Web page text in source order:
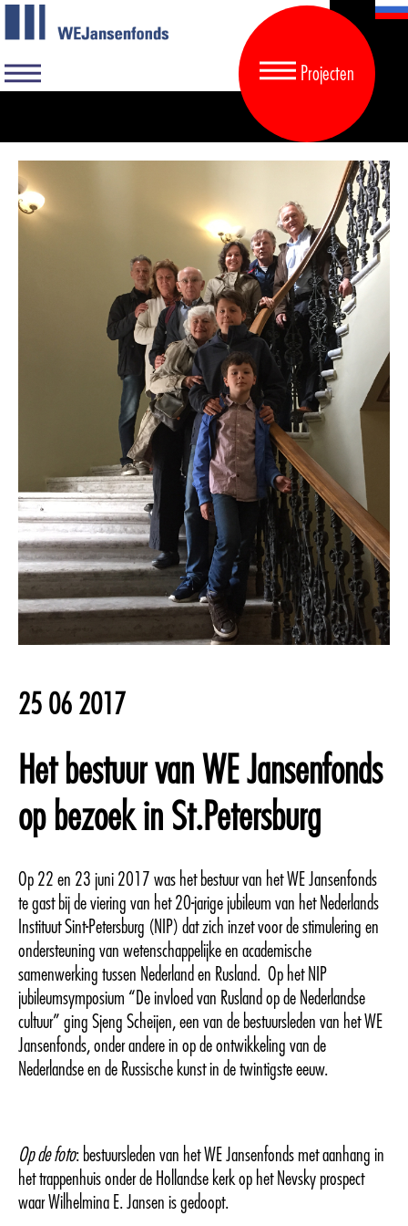
Projecten
25 06 2017
Het bestuur van WE Jansenfonds
op bezoek in St.Petersburg
Op 22 en 23 juni 2017 was het bestuur van het WE Jansenfonds
te gast bij de viering van het 20-jarige jubileum van het Nederlands
Instituut Sint-Petersburg (NIP) dat zich inzet voor de stimulering en
ondersteuning van wetenschappelijke en academische
samenwerking tussen Nederland en Rusland. Op het NIP
jubileumsymposium “De invloed van Rusland op de Nederlandse
cultuur” ging Sjeng Scheijen, een van de bestuursleden van het WE
Jansenfonds, onder andere in op de ontwikkeling van de
Nederlandse en de Russische kunst in de twintigste eeuw.
Op de foto: bestuursleden van het WE Jansenfonds met aanhang in
het trappenhuis onder de Hollandse kerk op het Nevsky prospect
waar Wilhelmina E. Jansen is gedoopt.